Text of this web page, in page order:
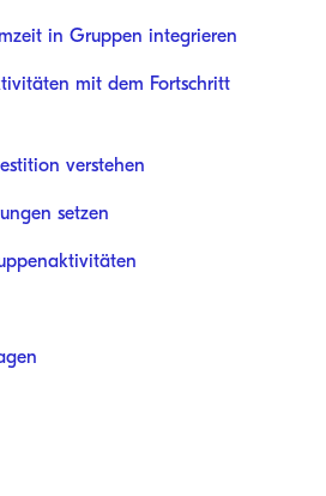
in Gruppen integrieren
mit dem Fortschritt
verstehen
setzen